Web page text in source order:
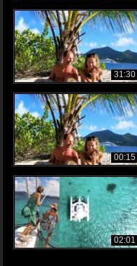
31:30
00:15
02:01